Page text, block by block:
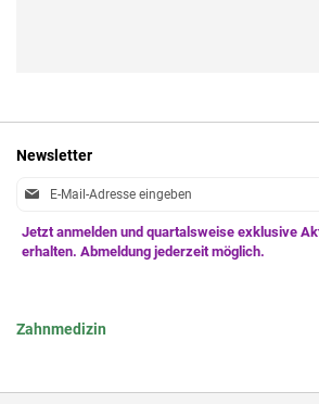
Newsletter
Anmeldung
Newsletter:
Zahnmedizin